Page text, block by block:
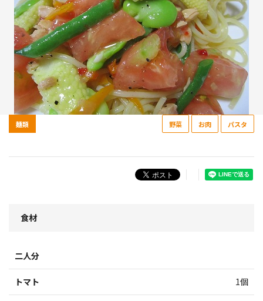
麺類 野菜 お肉 パスタ
食材
二人分
トマト 1個